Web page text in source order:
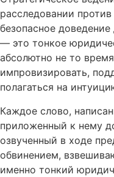
расследовании
безопасное
— это тонкое
абсолютно не то
импровизировать,
полагаться на
Каждое слово,
приложенный к нему
озвученный в ходе
обвинением,
именно тонкий